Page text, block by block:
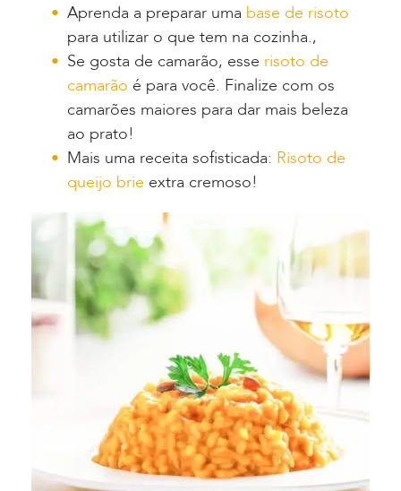
Aprenda a preparar uma base de risoto
para utilizar o que tem na cozinha.,
Se gosta de camarão, esse risoto de
camarão é para você. Finalize com os
camarões maiores para dar mais beleza
ao prato!
Mais uma receita sofisticada: Risoto de
queijo brie extra cremoso!